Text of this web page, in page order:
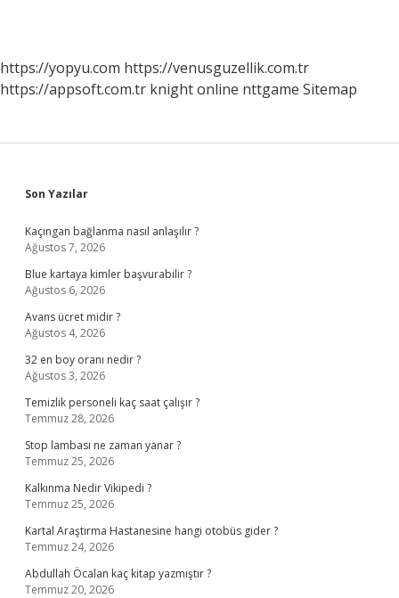
https://yopyu.com https://venusguzellik.com.tr
https://appsoft.com.tr knight online nttgame Sitemap
Sidebar
Son Yazılar
Kaçıngan bağlanma nasıl anlaşılır ?
Ağustos 7, 2026
Blue kartaya kimler başvurabilir ?
Ağustos 6, 2026
Avans ücret midir ?
Ağustos 4, 2026
32 en boy oranı nedir ?
Ağustos 3, 2026
Temizlik personeli kaç saat çalışır ?
Temmuz 28, 2026
Stop lambası ne zaman yanar ?
Temmuz 25, 2026
Kalkınma Nedir Vikipedi ?
Temmuz 25, 2026
Kartal Araştırma Hastanesine hangi otobüs gider ?
Temmuz 24, 2026
Abdullah Öcalan kaç kitap yazmıştır ?
Temmuz 20, 2026